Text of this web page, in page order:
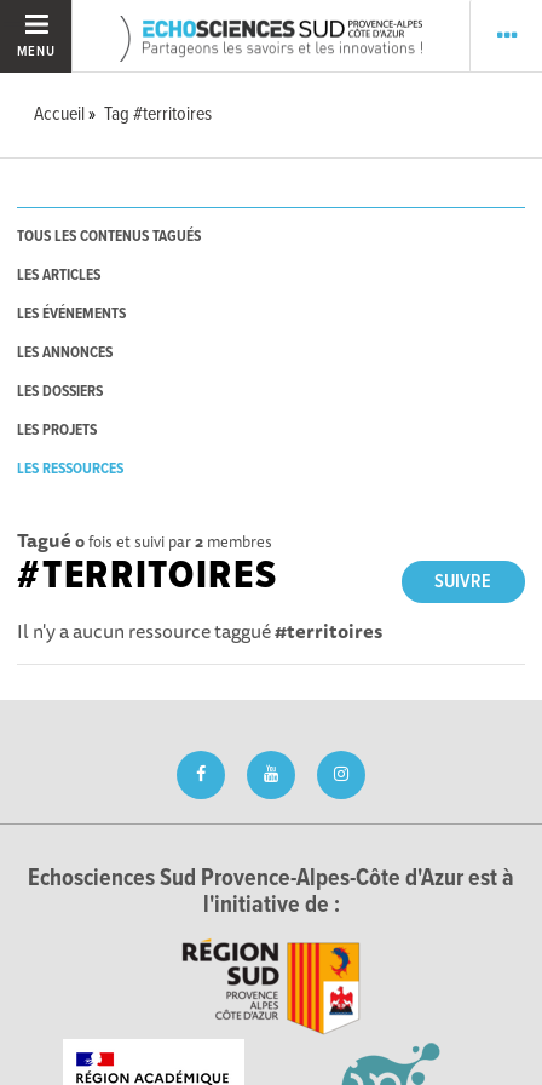
MENU
Accueil Tag #territoires
TOUS LES CONTENUS TAGUÉS
LES ARTICLES
LES ÉVÉNEMENTS
LES ANNONCES
LES DOSSIERS
LES PROJETS
LES RESSOURCES
Tagué 0fois et suivi par2 membres
SUIVRE
#TERRITOIRES
Il n'y a aucun ressource taggué#territoires
Echosciences Sud Provence-Alpes-Côte d'Azur est à
l'initiative de :